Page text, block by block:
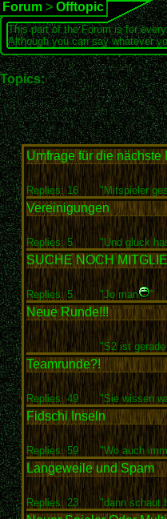
Forum > Offtopic
This part of the Forum is for
Although you can say whatever
Topics:
Umfrage für die nächste
Replies: 16 "Mitspieler
Vereinigungen
Replies: 5 "Und glück
SUCHE NOCH
Replies: 5 "Jo man "
Neue Runde!!!
"S2 ist
Teamrunde?!
Replies: 49 "Sie wissen
Fidschi Inseln
Replies: 59 "Wo auch
Langeweile und Spam
Replies: 23 "dann schaut